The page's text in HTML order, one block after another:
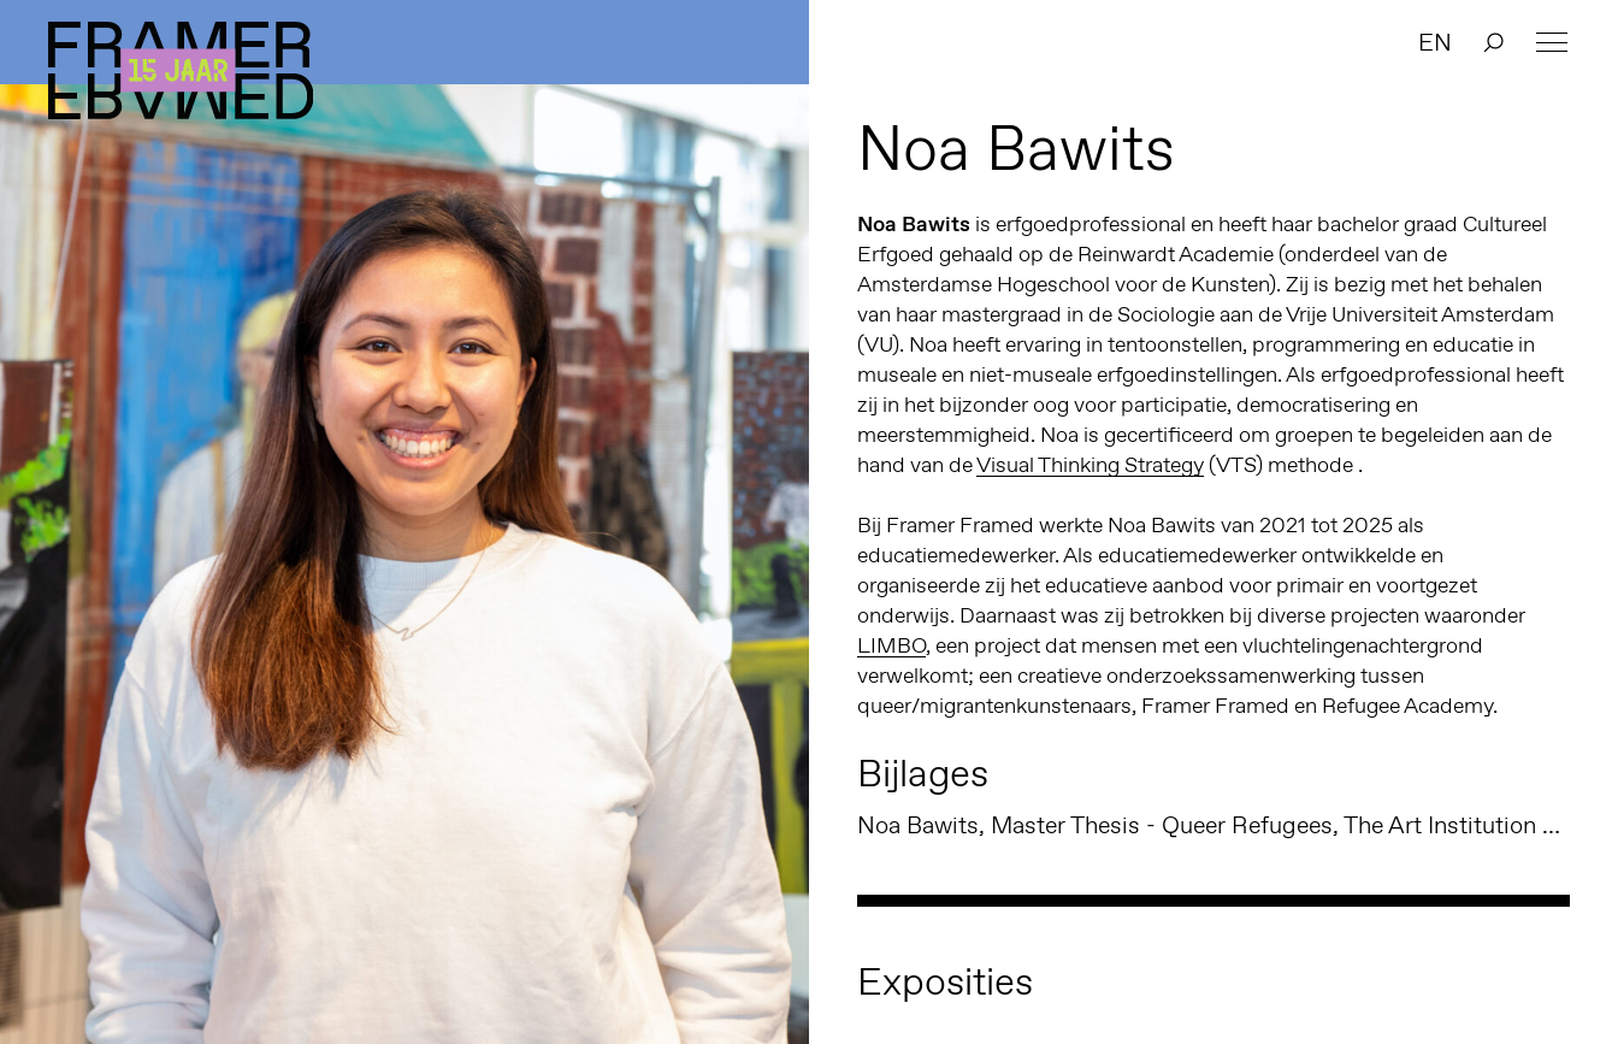
EN
Noa Bawits
Noa Bawits is erfgoedprofessional en heeft haar bachelor graad Cultureel
Erfgoed gehaald op de Reinwardt Academie (onderdeel van de
Amsterdamse Hogeschool voor de Kunsten). Zij is bezig met het behalen
van haar mastergraad in de Sociologie aan de Vrije Universiteit Amsterdam
(VU). Noa heeft ervaring in tentoonstellen, programmering en educatie in
museale en niet-museale erfgoedinstellingen. Als erfgoedprofessional heeft
zij in het bijzonder oog voor participatie, democratisering en
meerstemmigheid. Noa is gecertificeerd om groepen te begeleiden aan de
hand van deVisual Thinking Strategy (VTS) methode .
Bij Framer Framed werkte Noa Bawits van 2021 tot 2025 als
educatiemedewerker. Als educatiemedewerker ontwikkelde en
organiseerde zij het educatieve aanbod voor primair en voortgezet
onderwijs. Daarnaast was zij betrokken bij diverse projecten waaronder
LIMBO, een project dat mensen met een vluchtelingenachtergrond
verwelkomt; een creatieve onderzoekssamenwerking tussen
queer/migrantenkunstenaars, Framer Framed en Refugee Academy.
Bijlages
Noa Bawits, Master Thesis - Queer Refugees, The Art Institution and The University
Exposities